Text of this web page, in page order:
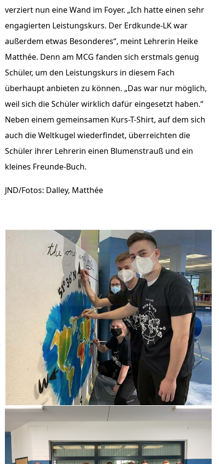
verziert nun eine Wand im Foyer. „Ich hatte einen sehr
engagierten Leistungskurs. Der Erdkunde-LK war
außerdem etwas Besonderes“, meint Lehrerin Heike
Matthée. Denn am MCG fanden sich erstmals genug
Schüler, um den Leistungskurs in diesem Fach
überhaupt anbieten zu können. „Das war nur möglich,
weil sich die Schüler wirklich dafür eingesetzt haben.“
Neben einem gemeinsamen Kurs-T-Shirt, auf dem sich
auch die Weltkugel wiederfindet, überreichten die
Schüler ihrer Lehrerin einen Blumenstrauß und ein
kleines Freunde-Buch.
JND/Fotos: Dalley, Matthée